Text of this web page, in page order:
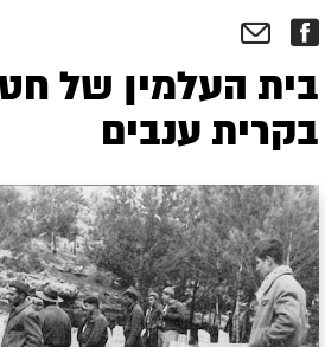
בית העלמין של
בקרית ענבים